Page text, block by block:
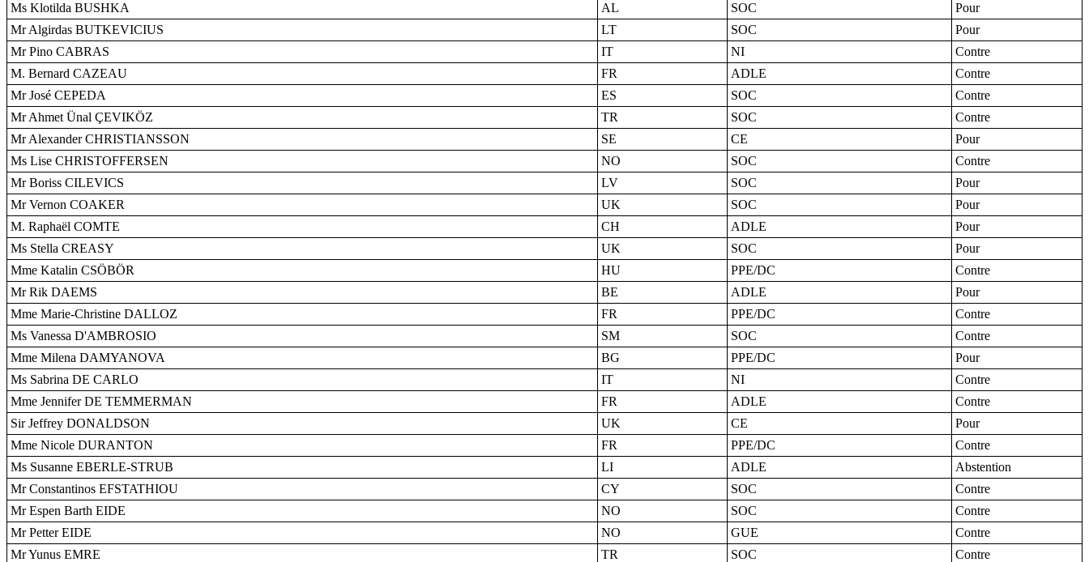
Ms Klotilda BUSHKA
AL SOC
Pour
Mr Algirdas BUTKEVICIUS
LT SOC
Pour
Mr Pino CABRAS
IT NI
Contre
M. Bernard CAZEAU
FR ADLE
Contre
Mr José CEPEDA
ES SOC
Contre
Mr Ahmet Ünal ÇEVIKÖZ
TR SOC
Contre
Mr Alexander CHRISTIANSSON
SE CE
Pour
Ms Lise CHRISTOFFERSEN
NO SOC
Contre
Mr Boriss CILEVICS
LV SOC
Pour
Mr Vernon COAKER
UK SOC
Pour
M. Raphaël COMTE
CH ADLE
Pour
Ms Stella CREASY
UK SOC
Pour
Mme Katalin CSÖBÖR
HU PPE/DC
Contre
Mr Rik DAEMS
BE ADLE
Pour
Mme Marie-Christine DALLOZ
FR PPE/DC
Contre
Ms Vanessa D'AMBROSIO
SM SOC
Contre
Mme Milena DAMYANOVA
BG PPE/DC
Pour
Ms Sabrina DE CARLO
IT NI
Contre
Mme Jennifer DE TEMMERMAN
FR ADLE
Contre
Sir Jeffrey DONALDSON
UK CE
Pour
Mme Nicole DURANTON
FR PPE/DC
Contre
Ms Susanne EBERLE-STRUB
LI ADLE
Abstention
Mr Constantinos EFSTATHIOU
CY SOC
Contre
Mr Espen Barth EIDE
NO SOC
Contre
Mr Petter EIDE
NO GUE
Contre
Mr Yunus EMRE
TR SOC
Contre